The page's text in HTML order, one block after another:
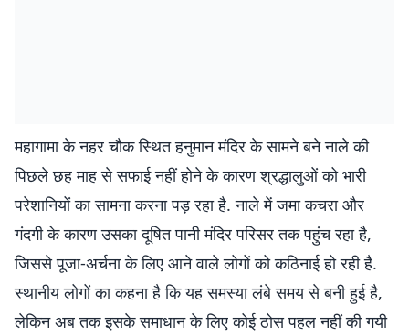
महागामा के नहर चौक स्थित हनुमान मंदिर के सामने बने नाले की
पिछले छह माह से सफाई नहीं होने के कारण श्रद्धालुओं को भारी
परेशानियों का सामना करना पड़ रहा है. नाले में जमा कचरा और
गंदगी के कारण उसका दूषित पानी मंदिर परिसर तक पहुंच रहा है,
जिससे पूजा-अर्चना के लिए आने वाले लोगों को कठिनाई हो रही है.
स्थानीय लोगों का कहना है कि यह समस्या लंबे समय से बनी हुई है,
लेकिन अब तक इसके समाधान के लिए कोई ठोस पहल नहीं की गयी